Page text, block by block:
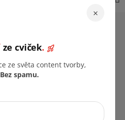
ze světa content tvorby,